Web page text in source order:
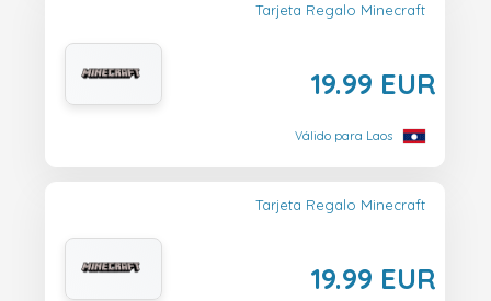
Tarjeta Regalo Minecraft
19.99 EUR
Válido para Laos
Tarjeta Regalo Minecraft
19.99 EUR